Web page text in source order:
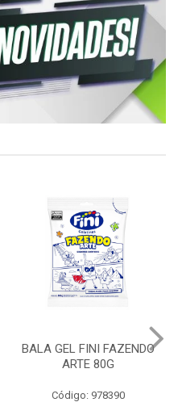
GIOVANA BABY MEN
DESODORANTE ROLL ON
Código: 978429